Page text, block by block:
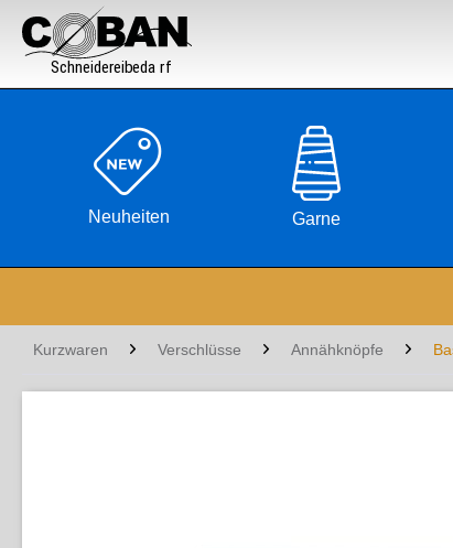

Neuheiten Garne
Kurzwaren Verschlüsse Annähknöpfe